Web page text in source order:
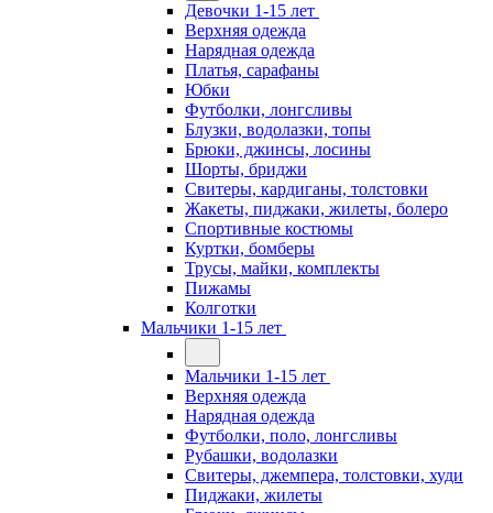
Девочки 1-15 лет
Верхняя одежда
Нарядная одежда
Платья, сарафаны
Юбки
Футболки, лонгсливы
Блузки, водолазки, топы
Брюки, джинсы, лосины
Шорты, бриджи
Свитеры, кардиганы, толстовки
Жакеты, пиджаки, жилеты, болеро
Спортивные костюмы
Куртки, бомберы
Трусы, майки, комплекты
Пижамы
Колготки
Мальчики 1-15 лет
Мальчики 1-15 лет
Верхняя одежда
Нарядная одежда
Футболки, поло, лонгсливы
Рубашки, водолазки
Свитеры, джемпера, толстовки, худи
Пиджаки, жилеты